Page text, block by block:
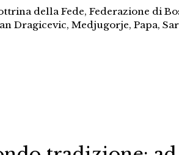
della Fede,Federazione di
Dragicevic, Medjugorje, Papa,